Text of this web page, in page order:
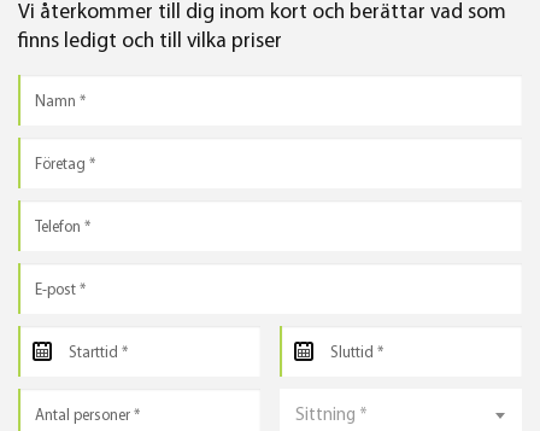
Vi återkommer till dig inom kort och berättar vad som
finns ledigt och till vilka priser
Sittning *